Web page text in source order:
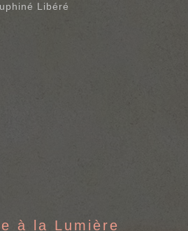
Libéré
à la Lumière